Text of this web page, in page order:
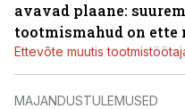
avavad plaane:
tootmismahud on ette
Ettevõte muutis
MAJANDUSTULEMUSED